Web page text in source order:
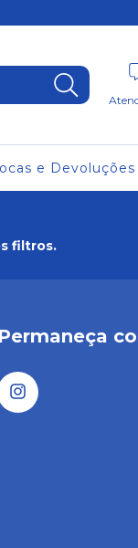
e Devoluções
filtros.
Permaneça